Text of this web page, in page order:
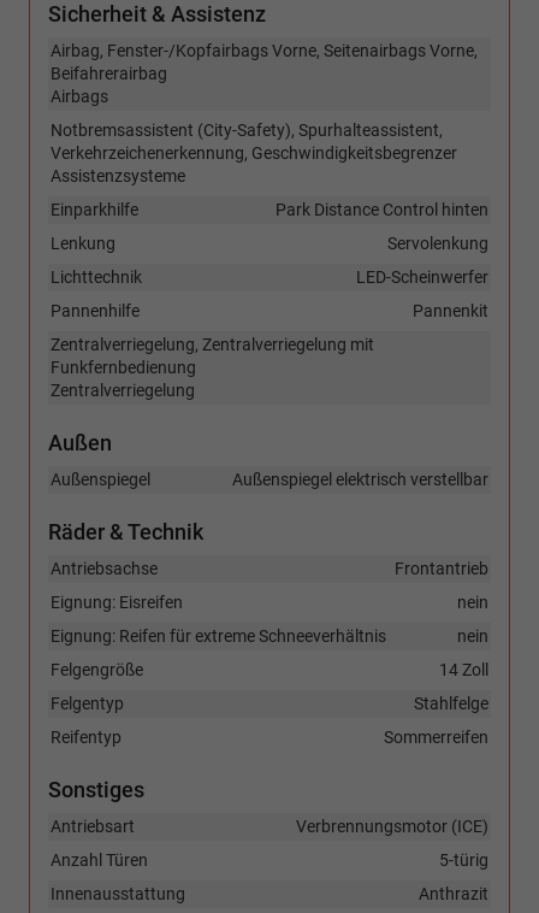
Sicherheit & Assistenz
Airbag, Fenster-/Kopfairbags Vorne, Seitenairbags Vorne,
Beifahrerairbag
Airbags
Notbremsassistent (City-Safety), Spurhalteassistent,
Verkehrzeichenerkennung, Geschwindigkeitsbegrenzer
Assistenzsysteme
Park Distance Control hinten
Einparkhilfe
Servolenkung
Lenkung
LED-Scheinwerfer
Lichttechnik
Pannenkit
Pannenhilfe
Zentralverriegelung, Zentralverriegelung mit
Funkfernbedienung
Zentralverriegelung
Außen
Außenspiegel elektrisch verstellbar
Außenspiegel
Räder & Technik
Frontantrieb
Antriebsachse
nein
Eignung: Eisreifen
nein
Eignung: Reifen für extreme Schneeverhältnis
14 Zoll
Felgengröße
Stahlfelge
Felgentyp
Sommerreifen
Reifentyp
Sonstiges
Verbrennungsmotor (ICE)
Antriebsart
5-türig
Anzahl Türen
Anthrazit
Innenausstattung